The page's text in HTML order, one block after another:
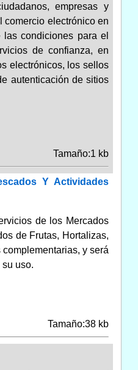
empresas y
comercio electrónico en
condiciones para el
de confianza, en
electrónicos, los sellos
autenticación de sitios
Tamaño:1 kb
Y Actividades
de los Mercados
de Frutas, Hortalizas,
y será
uso.
Tamaño:38 kb